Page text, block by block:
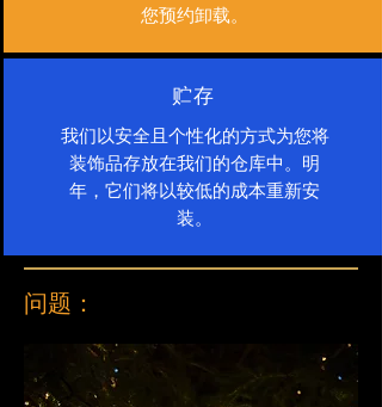
您预约卸载。
贮存
我们以安全且个性化的方式为您将
装饰品存放在我们的仓库中。明
年，它们将以较低的成本重新安
装。
问题：